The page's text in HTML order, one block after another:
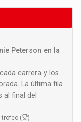
Peterson en la
carrera y los
La última fila
final del
trofeo (
)